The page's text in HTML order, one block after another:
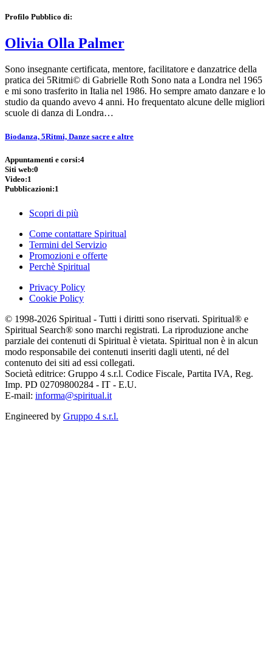
Profilo Pubblico di:
Olivia Olla Palmer
Sono insegnante certificata, mentore, facilitatore e danzatrice della
pratica dei 5Ritmi© di Gabrielle Roth Sono nata a Londra nel 1965
e mi sono trasferito in Italia nel 1986. Ho sempre amato danzare e lo
studio da quando avevo 4 anni. Ho frequentato alcune delle migliori
scuole di danza di Londra…
Biodanza, 5Ritmi, Danze sacre e altre
Appuntamenti e corsi:4
Siti web:0
Video:1
Pubblicazioni:1
Scopri di più
Come contattare Spiritual
Termini del Servizio
Promozioni e offerte
Perchè Spiritual
Privacy Policy
Cookie Policy
© 1998-2026 Spiritual - Tutti i diritti sono riservati. Spiritual® e
Spiritual Search® sono marchi registrati. La riproduzione anche
parziale dei contenuti di Spiritual è vietata. Spiritual non è in alcun
modo responsabile dei contenuti inseriti dagli utenti, né del
contenuto dei siti ad essi collegati.
Società editrice: Gruppo 4 s.r.l. Codice Fiscale, Partita IVA, Reg.
Imp. PD 02709800284 - IT - E.U.
E-mail: informa@spiritual.it
Engineered by Gruppo 4 s.r.l.